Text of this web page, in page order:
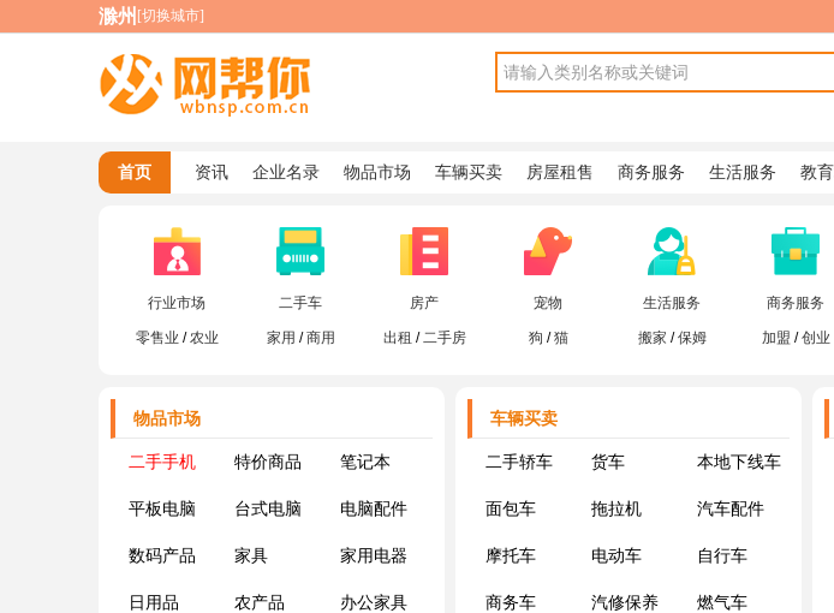
滁州 [切换城市]
首页 资讯 企业名录 物品市场 车辆买卖 房屋租售 商务服务 生活服务 教
行业市场
零售业 /农业
二手车
家用 /商用
房产
出租 /二手房
宠物
狗 /猫
生活服务
搬家 /保姆
商务服务
加盟 /创业
物品市场
二手手机 特价商品 笔记本
平板电脑 台式电脑 电脑配件
数码产品 家具 家用电器
日用品 农产品 办公家具
车辆买卖
二手轿车 货车 本地下线车
面包车 拖拉机 汽车配件
摩托车 电动车 自行车
商务车 汽修保养 燃气车